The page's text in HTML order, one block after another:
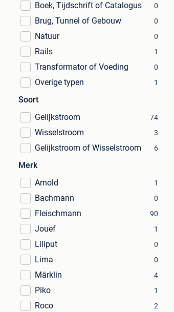
Boek, Tijdschrift of Catalogus 0
Brug, Tunnel of Gebouw 0
Natuur 0
Rails 1
Transformator of Voeding 0
Overige typen 1
Soort
Gelijkstroom
74
Wisselstroom 3
Gelijkstroom of Wisselstroom 6
Merk
Arnold
1
Bachmann 0
Fleischmann 90
Jouef 1
Liliput 0
Lima 0
Märklin 4
Piko 1
Roco 2